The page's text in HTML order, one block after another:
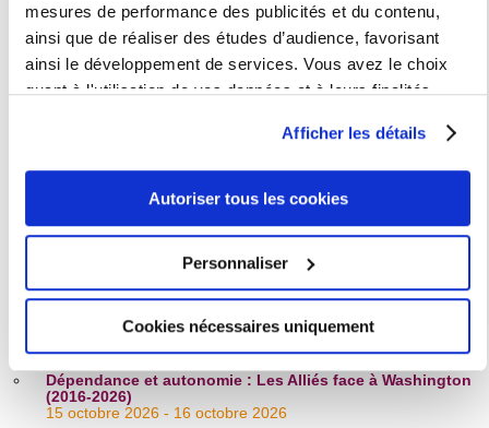
mesures de performance des publicités et du contenu,
ainsi que de réaliser des études d’audience, favorisant
ainsi le développement de services. Vous avez le choix
quant à l'utilisation de vos données et à leurs finalités.
moment en consultant la Déclaration relative aux cookies
ou en cliquant sur l'icône de confidentialité.
Si vous le permettez, nous aimerions également :
géographique qui peuvent être précises à plusieurs
mètres près
Identifier votre appareil en l'analysant activement
pour en relever les caractéristiques spécifiques
(empreintes digitales).
Pour en savoir plus sur le traitement de vos données
Afficher les détails
Autoriser tous les cookies
Personnaliser
Cookies nécessaires uniquement
Improvisation Summer School édition #4
«Documentations»
3 septembre 2026 - 13 septembre 2026
L’illisible dans l’espace public : pratiques, enjeux,
expérimentations. XXe-XXIe siècle
La Consultation médicale en littérature
Soutenance de HDR de Alejandro GOMEZ
11 septembre 2026
25 septembre 2026 - 26 septembre 2026
« Scopcolor, le pari d’un média libre »
Colloque « Un siècle de francophonie transatlantique : la
Maison des étudiants canadiens comme carrefour de
diplomatie culturelle (1926-2026) »
11 octobre 2026 - 14 octobre 2026
Dépendance et autonomie : Les Alliés face à Washington
(2016-2026)
15 octobre 2026 - 16 octobre 2026